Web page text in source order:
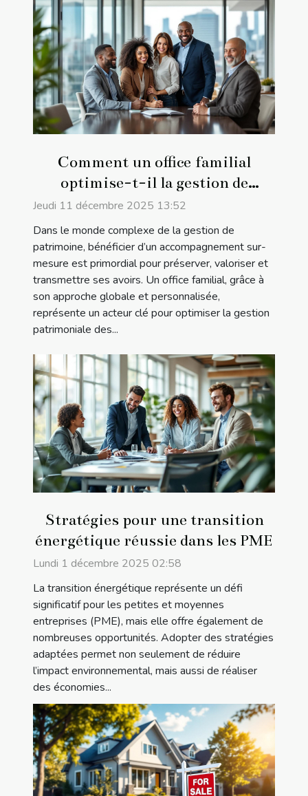
Comment un office familial
optimise-t-il la gestion de
patrimoine ?
Jeudi 11 décembre 2025 13:52
Dans le monde complexe de la gestion de
patrimoine, bénéficier d’un accompagnement sur-
mesure est primordial pour préserver, valoriser et
transmettre ses avoirs. Un office familial, grâce à
son approche globale et personnalisée,
représente un acteur clé pour optimiser la gestion
patrimoniale des...
Stratégies pour une transition
énergétique réussie dans les PME
Lundi 1 décembre 2025 02:58
La transition énergétique représente un défi
significatif pour les petites et moyennes
entreprises (PME), mais elle offre également de
nombreuses opportunités. Adopter des stratégies
adaptées permet non seulement de réduire
l’impact environnemental, mais aussi de réaliser
des économies...